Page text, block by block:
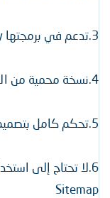
3.تدعم في برمجتها Zend Framework + Smarty .
4.نسخة محمية من الاختراق و ذات أمان عالي .
5.تحكم كامل بتصميم و مظهر الموقع من خلال لوحة التحكم .
6.لا تحتاج إلى
Sitemap